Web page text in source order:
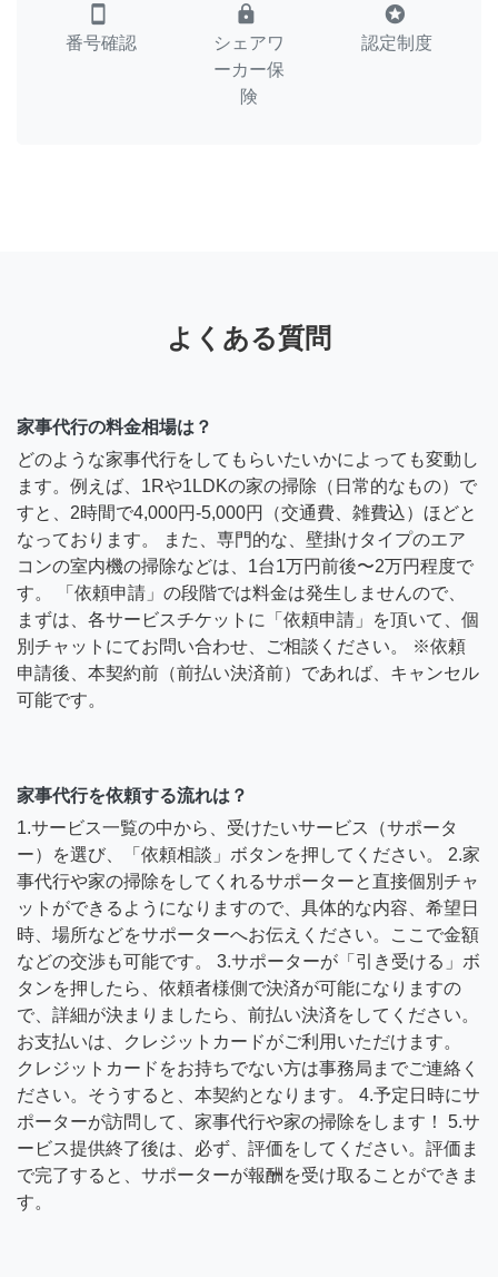
smartphone
番号確認
lock
シェアワ
ーカー保
険
stars
認定制度
よくある質問
家事代行の料金相場は？
どのような家事代行をしてもらいたいかによっても変動し
ます。例えば、1Rや1LDKの家の掃除（日常的なもの）で
すと、2時間で4,000円-5,000円（交通費、雑費込）ほどと
なっております。 また、専門的な、壁掛けタイプのエア
コンの室内機の掃除などは、1台1万円前後〜2万円程度で
す。 「依頼申請」の段階では料金は発生しませんので、
まずは、各サービスチケットに「依頼申請」を頂いて、個
別チャットにてお問い合わせ、ご相談ください。 ※依頼
申請後、本契約前（前払い決済前）であれば、キャンセル
可能です。
家事代行を依頼する流れは？
1.サービス一覧の中から、受けたいサービス（サポータ
ー）を選び、「依頼相談」ボタンを押してください。 2.家
事代行や家の掃除をしてくれるサポーターと直接個別チャ
ットができるようになりますので、具体的な内容、希望日
時、場所などをサポーターへお伝えください。ここで金額
などの交渉も可能です。 3.サポーターが「引き受ける」ボ
タンを押したら、依頼者様側で決済が可能になりますの
で、詳細が決まりましたら、前払い決済をしてください。
お支払いは、クレジットカードがご利用いただけます。
クレジットカードをお持ちでない方は事務局までご連絡く
ださい。そうすると、本契約となります。 4.予定日時にサ
ポーターが訪問して、家事代行や家の掃除をします！ 5.サ
ービス提供終了後は、必ず、評価をしてください。評価ま
で完了すると、サポーターが報酬を受け取ることができま
す。